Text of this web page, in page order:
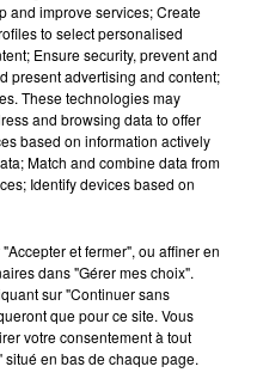
DE CHOOZ
que la centrale
Une situation
qui est toujours
and improve services; Create
to select personalised
Ensure security, prevent and
present advertising and content;
These technologies may
and browsing data to offer
based on information actively
Match and combine data from
Identify devices based on
et fermer", ou affiner en
dans "Gérer mes choix".
sur "Continuer sans
que pour ce site. Vous
votre consentement à tout
en bas de chaque page.